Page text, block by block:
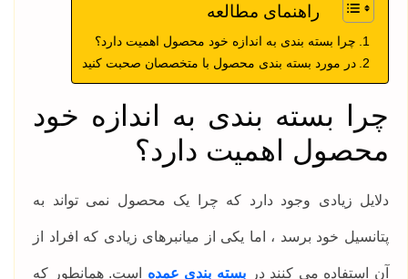
راهنمای مطالعه
چرا بسته بندی به اندازه خود محصول اهمیت دارد؟
در مورد بسته بندی محصول با متخصصان صحبت کنید
چرا بسته بندی به اندازه خود
محصول اهمیت دارد؟
دلایل زیادی وجود دارد که چرا یک محصول نمی تواند به
پتانسیل خود برسد ، اما یکی از میانبرهای زیادی که افراد از
آن استفاده می کنند در بسته بندی عمده است. همانطور که